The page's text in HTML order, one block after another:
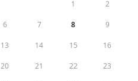
1 2
6 7 8 9
13 14 15 16
20 21 22 23